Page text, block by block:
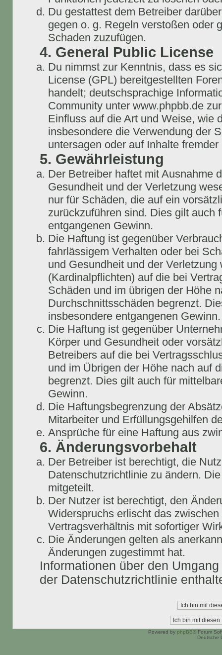
Du gestattest dem Betreiber
gegen o. g. Regeln verstoßen oder
Schaden zuzufügen.
4. General Public License
Du nimmst zur Kenntnis, dass es
License (GPL) bereitgestellten
handelt; deutschsprachige
Community unter www.phpbb.de
Einfluss auf die Art und Weise, wie
insbesondere die Verwendung der
untersagen oder auf Inhalte
5. Gewährleistung
Der Betreiber haftet mit Ausnahme
Gesundheit und der Verletzung
nur für Schäden, die auf ein
zurückzuführen sind. Dies gilt auch
entgangenen Gewinn.
Die Haftung ist gegenüber
fahrlässigem Verhalten oder bei
und Gesundheit und der
(Kardinalpflichten) auf die bei
Schäden und im übrigen der Höhe
Durchschnittsschäden begrenzt.
insbesondere entgangenen Gewinn.
Die Haftung ist gegenüber
Körper und Gesundheit oder
Betreibers auf die bei
und im Übrigen der Höhe nach auf
begrenzt. Dies gilt auch für
Gewinn.
Die Haftungsbegrenzung der
Mitarbeiter und Erfüllungsgehilfen
Ansprüche für eine Haftung aus
6. Änderungsvorbehalt
Der Betreiber ist berechtigt, die
Datenschutzrichtlinie zu ändern.
mitgeteilt.
Der Nutzer ist berechtigt, den
Widerspruchs erlischt das
Vertragsverhältnis mit sofortiger
Die Änderungen gelten als
Änderungen zugestimmt hat.
Informationen über den
der Datenschutzrichtlinie
Powered by phpBB® Forum
Deutsche